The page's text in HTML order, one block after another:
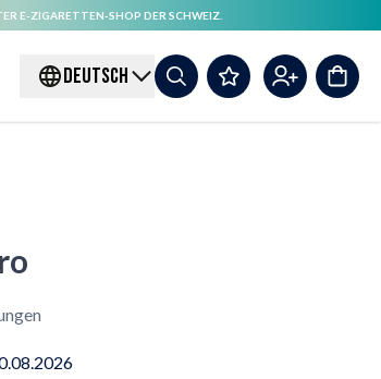
E-ZIGARETTEN-SHOP DER SCHWEIZ.
DEUTSCH